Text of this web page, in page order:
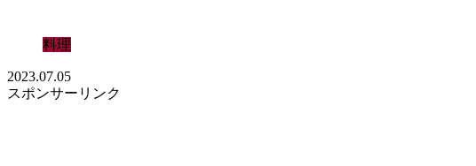
料理
2023.07.05
スポンサーリンク